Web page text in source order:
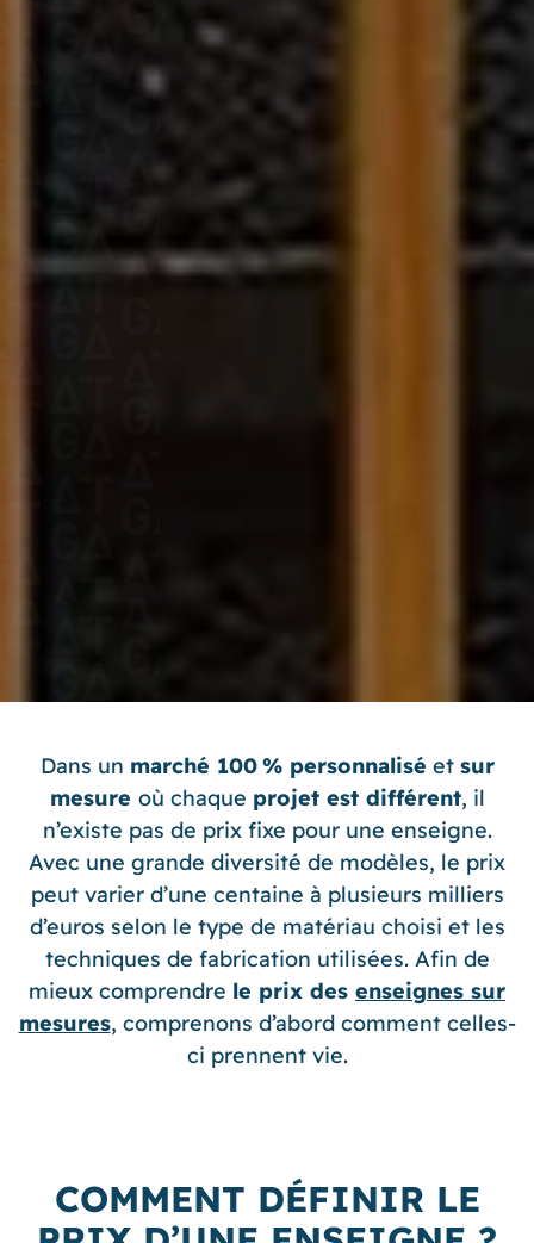
Dans un marché 100 % personnalisé et sur
mesure où chaque projet est différent, il
n’existe pas de prix fixe pour une enseigne.
Avec une grande diversité de modèles, le prix
peut varier d’une centaine à plusieurs milliers
d’euros selon le type de matériau choisi et les
techniques de fabrication utilisées. Afin de
mieux comprendre le prix des enseignes sur
mesures, comprenons d’abord comment celles-
ci prennent vie.
COMMENT DÉFINIR LE